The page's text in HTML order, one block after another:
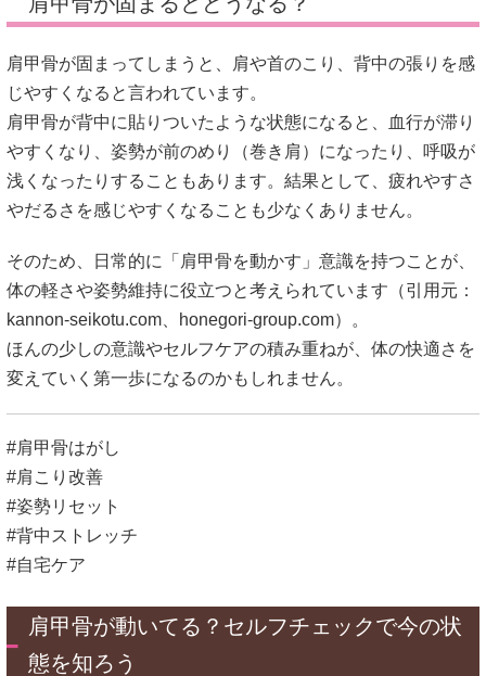
肩甲骨が固まってしまうと、肩や首のこり、背中の張りを感
じやすくなると言われています。
肩甲骨が背中に貼りついたような状態になると、血行が滞り
やすくなり、姿勢が前のめり（巻き肩）になったり、呼吸が
浅くなったりすることもあります。結果として、疲れやすさ
やだるさを感じやすくなることも少なくありません。
そのため、日常的に「肩甲骨を動かす」意識を持つことが、
体の軽さや姿勢維持に役立つと考えられています（引用元：
kannon-seikotu.com
honegori-group.com）。
ほんの少しの意識やセルフケアの積み重ねが、体の快適さを
変えていく第一歩になるのかもしれません。
#肩甲骨はがし
#肩こり改善
#姿勢リセット
#背中ストレッチ
#自宅ケア
肩甲骨が動いてる？セルフチェックで今の状
態を知ろう